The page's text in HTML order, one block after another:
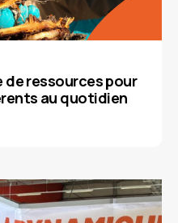
de ressources pour
au quotidien